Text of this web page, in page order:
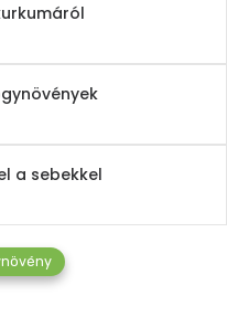
a sebekkel